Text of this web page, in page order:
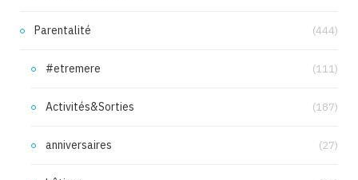
Parentalité (444)
#etremere (111)
Activités&Sorties (187)
anniversaires (27)